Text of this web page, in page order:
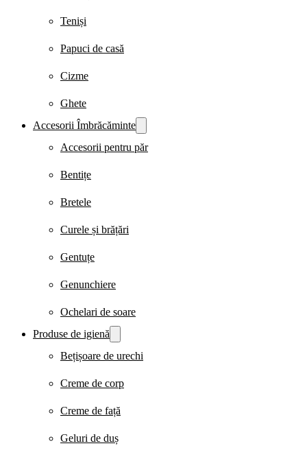
Teniși
Papuci de casă
Cizme
Ghete
Accesorii Îmbrăcăminte
Accesorii pentru păr
Bentițe
Bretele
Curele și brățări
Gentuțe
Genunchiere
Ochelari de soare
Produse de igienă
Bețișoare de urechi
Creme de corp
Creme de față
Geluri de duș